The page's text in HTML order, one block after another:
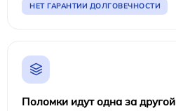
НЕТ ГАРАНТИИ ДОЛГОВЕЧНОСТИ
Поломки идут одна за другой